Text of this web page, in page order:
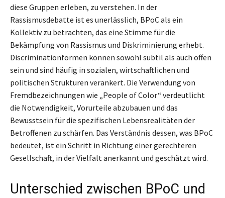
diese Gruppen erleben, zu verstehen. In der
Rassismusdebatte ist es unerlässlich, BPoC als ein
Kollektiv zu betrachten, das eine Stimme für die
Bekämpfung von Rassismus und Diskriminierung erhebt.
Discriminationformen können sowohl subtil als auch offen
sein und sind häufig in sozialen, wirtschaftlichen und
politischen Strukturen verankert. Die Verwendung von
Fremdbezeichnungen wie „People of Color“ verdeutlicht
die Notwendigkeit, Vorurteile abzubauen und das
Bewusstsein für die spezifischen Lebensrealitäten der
Betroffenen zu schärfen. Das Verständnis dessen, was BPoC
bedeutet, ist ein Schritt in Richtung einer gerechteren
Gesellschaft, in der Vielfalt anerkannt und geschätzt wird.
Unterschied zwischen BPoC und